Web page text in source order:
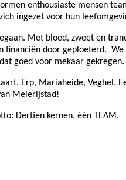
enthousiaste mensen
ingezet voor hun
Met bloed, zweet en
financiën door geploeterd. We
goed voor mekaar gekregen.
Erp, Mariaheide, Veghel,
Meierijstad!
Dertien kernen, één TEAM.